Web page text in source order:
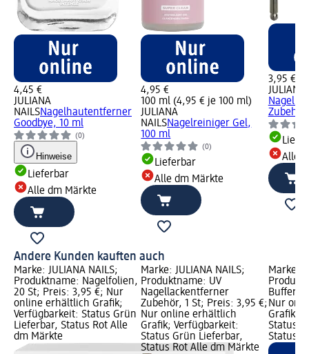
4,45 €
JULIANA
NAILSNagelhautentferner
Goodbye, 10 ml
(0)
Hinweise
Lieferbar
Alle dm Märkte
4,95 €
100 ml (4,95 € je 100 ml)
JULIANA
NAILSNagelreiniger Gel,
100 ml
(0)
Lieferbar
Alle dm Märkte
3,95 €
JULIANA
Alle
Andere Kunden kauften auch
Marke: JULIANA NAILS;
Produktname: Nagelfolien,
20 St; Preis: 3,95 €; Nur
online erhältlich Grafik;
Verfügbarkeit: Status Grün
Lieferbar, Status Rot Alle
dm Märkte
Marke: JULIANA NAILS;
Produktname: UV
Nagellackentferner
Zubehör, 1 St; Preis: 3,95 €;
Nur online erhältlich
Grafik; Verfügbarkeit:
Status Grün Lieferbar,
Status Rot Alle dm Märkte
Marke:
Buffer,
Nur
Grafik;
Status
Status